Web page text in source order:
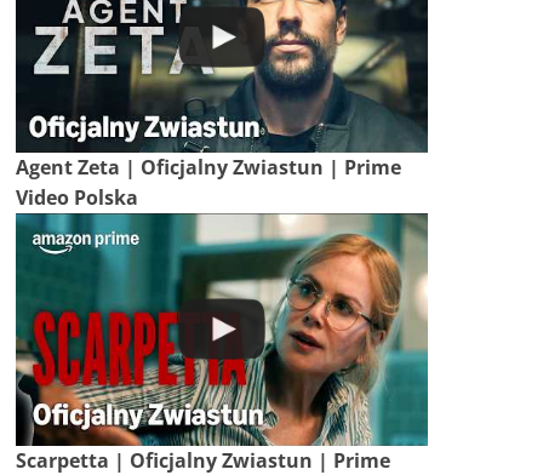
Agent Zeta | Oficjalny Zwiastun | Prime
Video Polska
Scarpetta | Oficjalny Zwiastun | Prime